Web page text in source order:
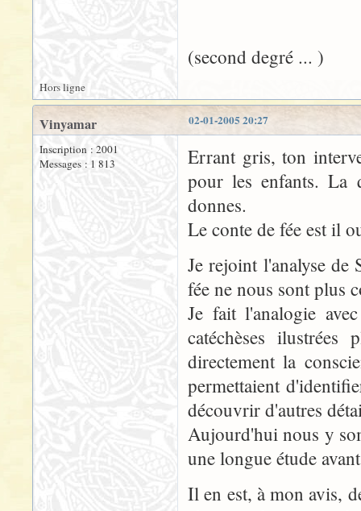
(second degré ... )
Hors ligne
02-01-2005 20:27
Vinyamar
Inscription : 2001
Messages : 1 813
Errant gris, ton
pour les enfants. La
donnes.
Le conte de fée est il
Je rejoint l'analyse de
fée ne nous sont plus
Je fait l'analogie
catéchèses
directement la
permettaient
découvrir d'autres
Aujourd'hui nous y
une longue étude
Il en est, à mon avis,